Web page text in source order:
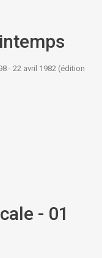
- 22 avril 1982 (édition
- 01